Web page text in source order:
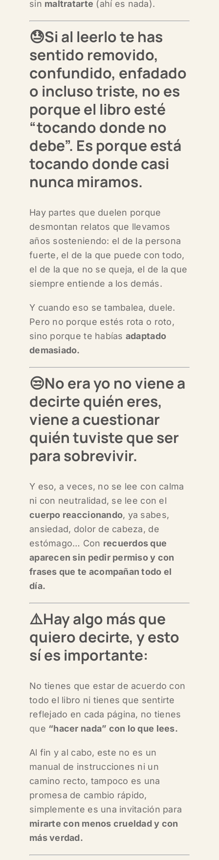
sin maltratarte (ahí es nada).
😓Si al leerlo te has
sentido removido,
confundido, enfadado
o incluso triste, no es
porque el libro esté
“tocando donde no
debe”. Es porque está
tocandodonde casi
nunca miramos.
Hay partes que duelen porque
desmontan relatos que llevamos
años sosteniendo: el de la persona
fuerte, el de la que puede con todo,
el de la que no se queja, el de la que
siempre entiende a los demás.
Y cuando eso se tambalea, duele.
Pero no porque estés rota o roto,
sino porque te habías adaptado
demasiado.
😒No era yo no viene a
decirte quién eres,
viene a cuestionar
quién tuviste que ser
para sobrevivir.
Y eso, a veces, no se lee con calma
ni con neutralidad, se lee con el
cuerpo reaccionando, ya sabes,
ansiedad, dolor de cabeza, de
estómago… Con recuerdos que
aparecen sin pedir permiso y con
frases que te acompañan todo el
día.
⚠️Hay algo más que
quiero decirte, y esto
sí es importante:
No tienes que estar de acuerdo con
todo el libro ni tienes que sentirte
reflejado en cada página, no tienes
que “hacer nada” con lo que lees.
Al fin y al cabo, este no es un
manual de instrucciones ni un
camino recto, tampoco es una
promesa de cambio rápido,
simplemente es una invitación para
mirarte con menos crueldad y con
más verdad.